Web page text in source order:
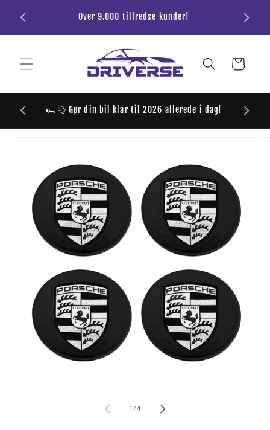
Gå til
indhold
Over 9.000 tilfredse kunder!
Indkøbskurv
699,- 🏎️💨 Gør din bil klar til 2026 allerede i dag!
1/af
4